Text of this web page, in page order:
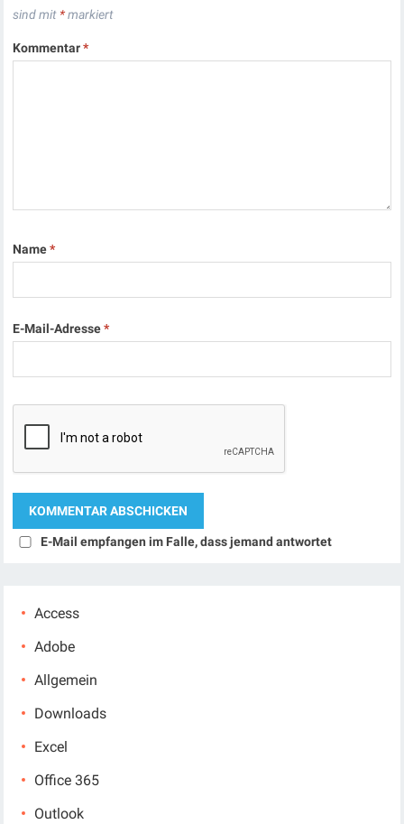
sind mit *markiert
Kommentar*
Name*
E-Mail-Adresse*
E-Mail empfangen im Falle, dass jemand antwortet
Access
Adobe
Allgemein
Downloads
Excel
Office 365
Outlook